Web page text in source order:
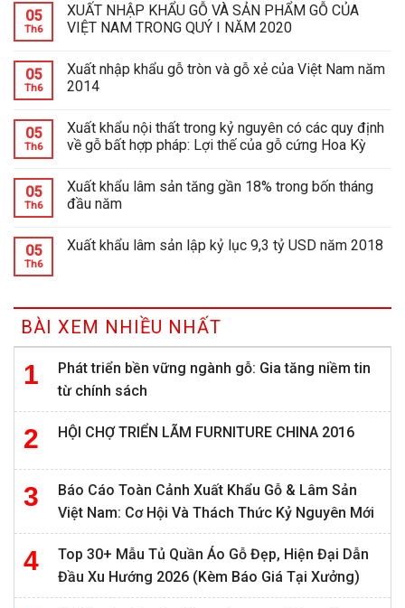
05
Th6
XUẤT NHẬP KHẨU GỖ VÀ SẢN PHẨM GỖ CỦA
VIỆT NAM TRONG QUÝ I NĂM 2020
05
Th6
Xuất nhập khẩu gỗ tròn và gỗ xẻ của Việt Nam năm
2014
05
Th6
Xuất khẩu nội thất trong kỷ nguyên có các quy định
về gỗ bất hợp pháp: Lợi thế của gỗ cứng Hoa Kỳ
05
Th6
Xuất khẩu lâm sản tăng gần 18% trong bốn tháng
đầu năm
05
Th6
Xuất khẩu lâm sản lập kỷ lục 9,3 tỷ USD năm 2018
BÀI XEM NHIỀU NHẤT
Phát triển bền vững ngành gỗ: Gia tăng niềm tin
từ chính sách
HỘI CHỢ TRIỂN LÃM FURNITURE CHINA 2016
Báo Cáo Toàn Cảnh Xuất Khẩu Gỗ & Lâm Sản
Việt Nam: Cơ Hội Và Thách Thức Kỷ Nguyên Mới
Top 30+ Mẫu Tủ Quần Áo Gỗ Đẹp, Hiện Đại Dẫn
Đầu Xu Hướng 2026 (Kèm Báo Giá Tại Xưởng)